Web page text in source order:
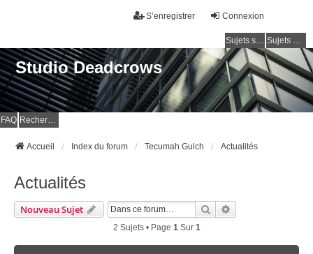
Connexion
S’enregistrer
Sujets sans réponse Sujets actifs
Studio Deadcrows
FAQ Rechercher
Accueil Index du forum Tecumah Gulch Actualités
Actualités
Nouveau Sujet Rechercher
2 Sujets • Page 1Sur 1